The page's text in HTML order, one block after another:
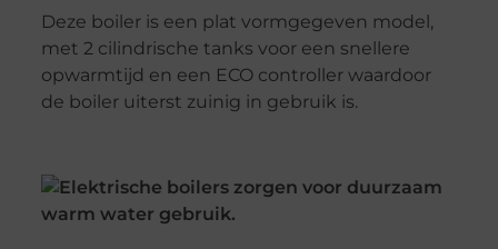
Deze boiler is een plat vormgegeven model,
met 2 cilindrische tanks voor een snellere
opwarmtijd en een ECO controller waardoor
de boiler uiterst zuinig in gebruik is.